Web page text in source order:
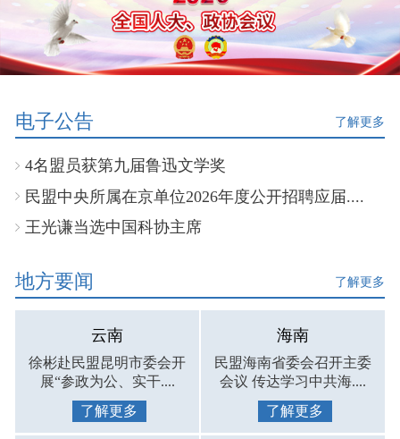
电子公告 了解更多
4名盟员获第九届鲁迅文学奖
民盟中央所属在京单位2026年度公开招聘应届....
王光谦当选中国科协主席
地方要闻 了解更多
云南
徐彬赴民盟昆明市委会开
展“参政为公、实干....
了解更多
海南
民盟海南省委会召开主委
会议 传达学习中共海....
了解更多